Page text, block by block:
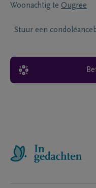
Woonachtig te Ougree
Stuur een